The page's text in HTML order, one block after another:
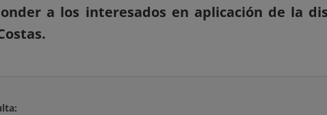
a los interesados en aplicación de la